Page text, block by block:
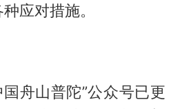
应对措施。
国舟山普陀”公众号已更